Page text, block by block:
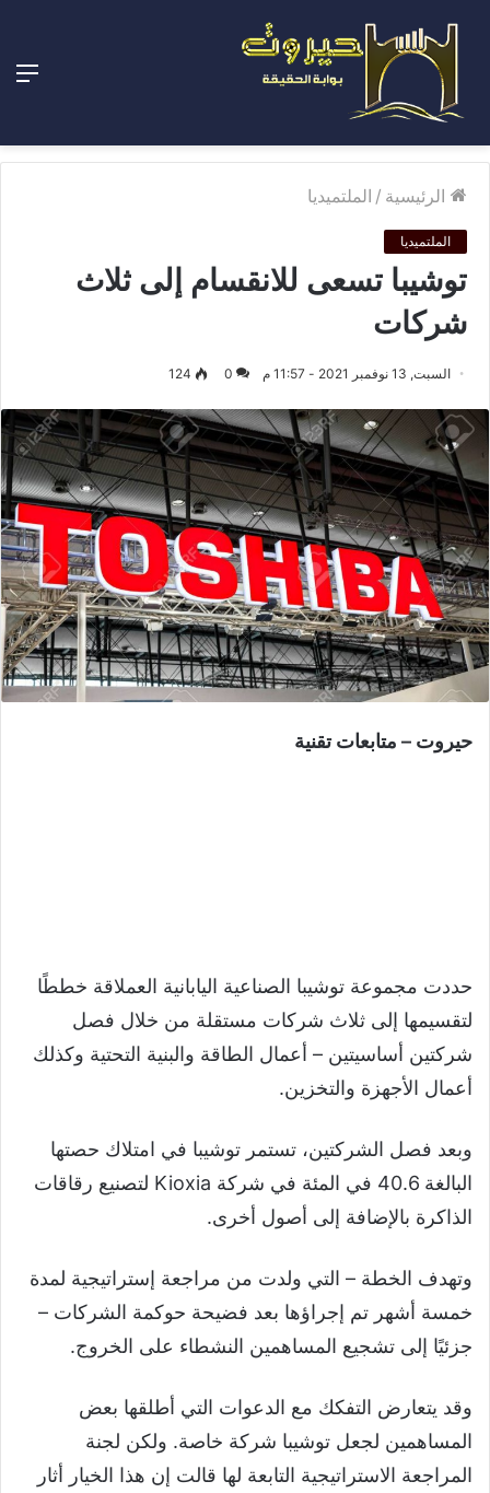
الرئيسية / الملتميديا
الملتميديا
توشيبا تسعى للانقسام إلى ثلاث
شركات
السبت, 13 نوفمبر 2021 - 11:57 م 0
124
حيروت – متابعات تقنية
حددت مجموعة توشيبا الصناعية اليابانية العملاقة خططًا
لتقسيمها إلى ثلاث شركات مستقلة من خلال فصل
شركتين أساسيتين – أعمال الطاقة والبنية التحتية وكذلك
أعمال الأجهزة والتخزين.
وبعد فصل الشركتين، تستمر توشيبا في امتلاك حصتها
البالغة 40.6 في المئة في شركة Kioxia لتصنيع رقاقات
الذاكرة بالإضافة إلى أصول أخرى.
وتهدف الخطة – التي ولدت من مراجعة إستراتيجية لمدة
خمسة أشهر تم إجراؤها بعد فضيحة حوكمة الشركات –
جزئيًا إلى تشجيع المساهمين النشطاء على الخروج.
وقد يتعارض التفكك مع الدعوات التي أطلقها بعض
المساهمين لجعل توشيبا شركة خاصة. ولكن لجنة
المراجعة الاستراتيجية التابعة لها قالت إن هذا الخيار أثار